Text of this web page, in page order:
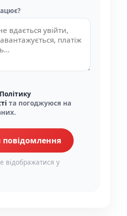
Політику
та погоджуюся на
повідомлення
відображатися у